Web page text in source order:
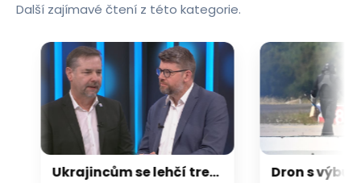
Další zajímavé čtení z této kategorie.
Ukrajincům se lehčí trestná činnost odpouštěla, tvrdí Koten. Pospíšil chtěl vidět čísla